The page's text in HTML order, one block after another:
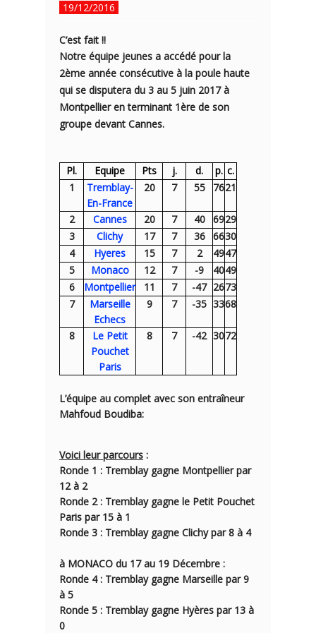
19/12/2016
C’est fait !!
Notre équipe jeunes a accédé pour la
2ème année consécutive à la poule haute
qui se disputera du 3 au 5 juin 2017 à
Montpellieren terminant 1ère de son
groupe devant Cannes.
Pl. Equipe Pts j. d. p. c.
1
Tremblay-
En-France
20 7 55 7621
2 Cannes 20 7 40 6929
3
Clichy 17 7 36 6630
4
Hyeres 15 7 2 4947
5
Monaco 12 7 -9 4049
6
Montpellier 11 7 -47 2673
7
Marseille
Echecs
9 7 -35 3368
8
Le Petit
Pouchet
Paris
8 7 -42 3072
L’équipe au complet avec son entraîneur
Mahfoud Boudiba:
Voici leur parcours :
Ronde 1 : Tremblay gagne Montpellier par
12 à 2
Ronde 2 : Tremblay gagne le Petit Pouchet
Paris par 15 à 1
Ronde 3 : Tremblay gagne Clichy par8 à 4
à MONACO du 17 au 19 Décembre :
Ronde 4 : Tremblay gagne Marseille par9
à 5
Ronde 5 : Tremblay gagne Hyères par 13 à
0